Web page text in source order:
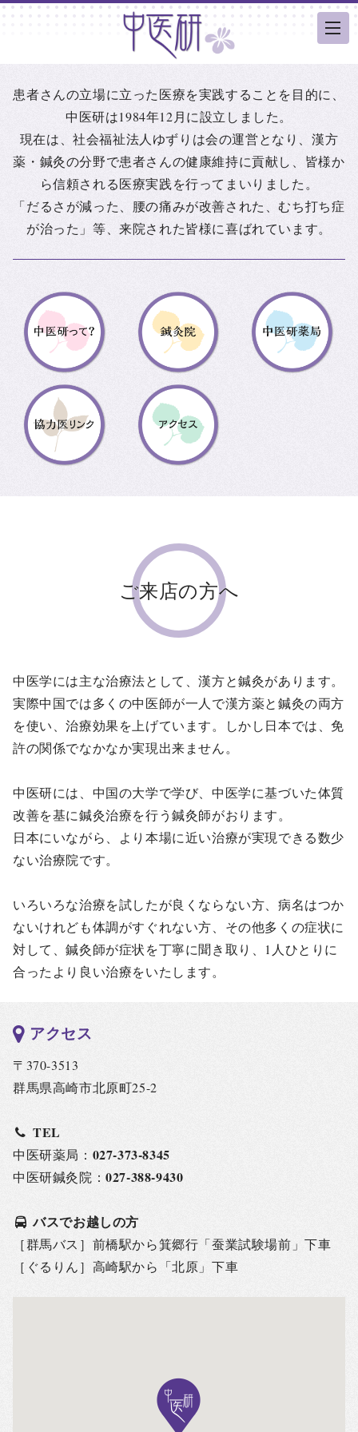
患者さんの立場に立った医療を実践することを目的に、
中医研は1984年12月に設立しました。
現在は、社会福祉法人ゆずりは会の運営となり、漢方
薬・鍼灸の分野で患者さんの健康維持に貢献し、皆様か
ら信頼される医療実践を行ってまいりました。
「だるさが減った、腰の痛みが改善された、むち打ち症
が治った」等、来院された皆様に喜ばれています。
ご来店の方へ
中医学には主な治療法として、漢方と鍼灸があります。
実際中国では多くの中医師が一人で漢方薬と鍼灸の両方
を使い、治療効果を上げています。しかし日本では、免
許の関係でなかなか実現出来ません。
中医研には、中国の大学で学び、中医学に基づいた体質
改善を基に鍼灸治療を行う鍼灸師がおります。
日本にいながら、より本場に近い治療が実現できる数少
ない治療院です。
いろいろな治療を試したが良くならない方、病名はつか
ないけれども体調がすぐれない方、その他多くの症状に
対して、鍼灸師が症状を丁寧に聞き取り、1人ひとりに
合ったより良い治療をいたします。
アクセス
〒370-3513
群馬県高崎市北原町25-2
TEL
中医研薬局： 027-373-8345
中医研鍼灸院：027-388-9430
バスでお越しの方
［群馬バス］前橋駅から箕郷行「蚕業試験場前」下車
［ぐるりん］高崎駅から「北原」下車